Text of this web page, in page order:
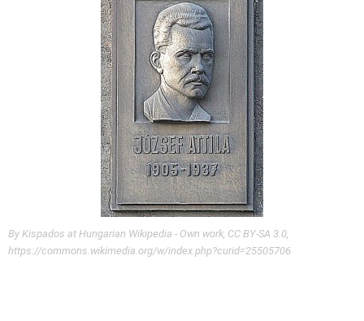
By Kispados at Hungarian Wikipedia - Own work, CC BY-SA 3.0,
https://commons.wikimedia.org/w/index.php?curid=25505706